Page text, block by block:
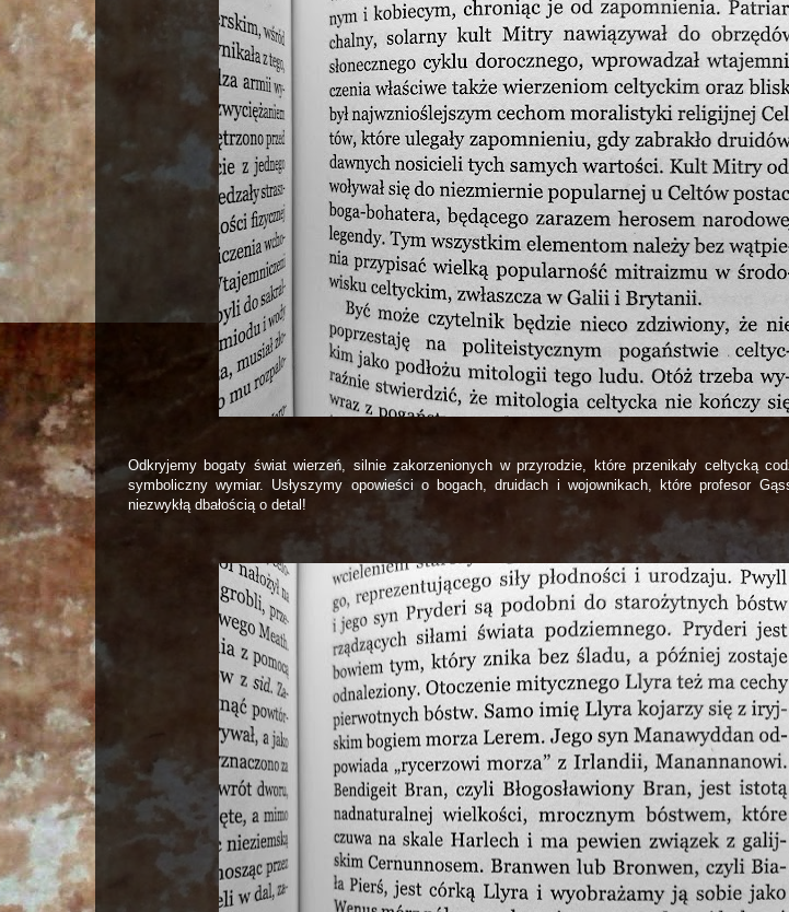
Odkryjemy bogaty świat wierzeń, silnie zakorzenionych w przyrodzie, które przenikały celtycką
symboliczny wymiar. Usłyszymy opowieści o bogach, druidach i wojownikach, które profesor
niezwykłą dbałością o detal!